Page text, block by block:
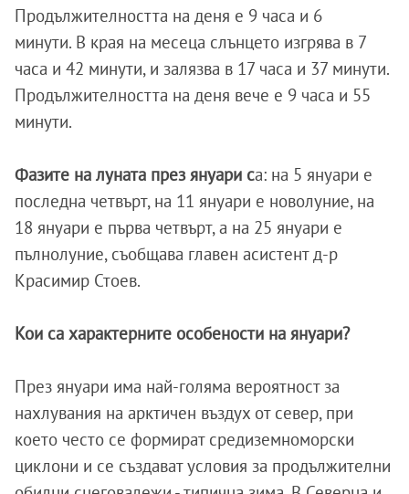
Продължителността на деня е 9 часа и 6
минути. В края на месеца слънцето изгрява в 7
часа и 42 минути, и залязва в 17 часа и 37 минути.
Продължителността на деня вече е 9 часа и 55
минути.
Фазите на луната през януари са: на 5 януари е
последна четвърт, на 11 януари е новолуние, на
18 януари е първа четвърт, а на 25 януари е
пълнолуние, съобщава главен асистент д-р
Красимир Стоев.
Кои са характерните особености на януари?
През януари има най-голяма вероятност за
нахлувания на арктичен въздух от север, при
което често се формират средиземноморски
циклони и се създават условия за продължителни